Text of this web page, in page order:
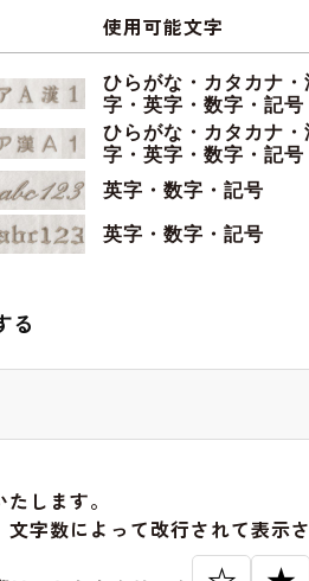
使用可能文字
ひらがな・カタカナ・
字・英字・数字・記号
ひらがな・カタカナ・
字・英字・数字・記号
英字・数字・記号
英字・数字・記号
る
します。
字数によって改行されて表示さ